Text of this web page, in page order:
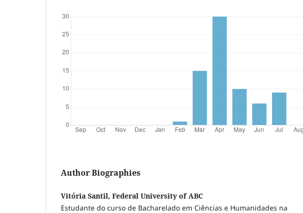
Author Biographies
Vitória Santil, Federal University of ABC
Estudante do curso de Bacharelado em Ciências e Humanidades na